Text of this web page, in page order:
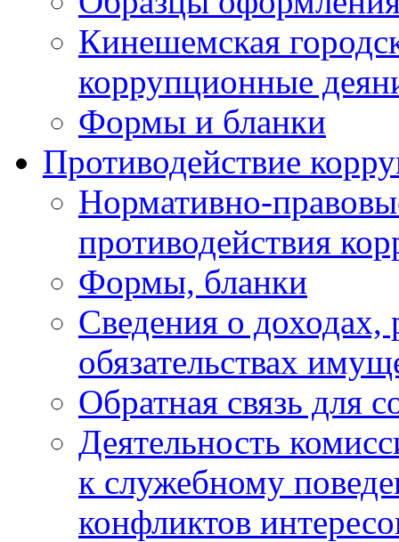
Кинешемская
коррупционные
Формы и бланки
Противодействие
Нормативно-
противодействия
Формы, бланки
Сведения о доходах,
обязательствах
Обратная связь для
Деятельность
к служебному
конфликтов